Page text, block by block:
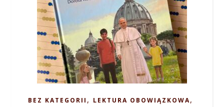
BEZ KATEGORII , LEKTURA OBOWIĄZKOWA,